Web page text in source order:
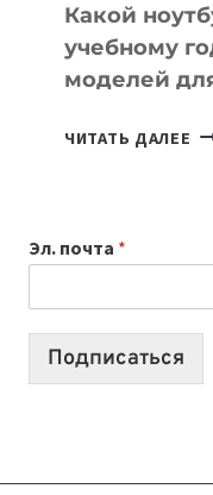
Какой
учебному
моделей
ЧИТАТЬ ДАЛЕЕ
10
Эл. почта *
Подписаться